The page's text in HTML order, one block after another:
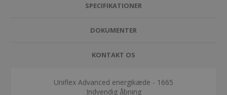
SPECIFIKATIONER
DOKUMENTER
KONTAKT OS
Uniflex Advanced energikæde - 1665
Indvendig åbning